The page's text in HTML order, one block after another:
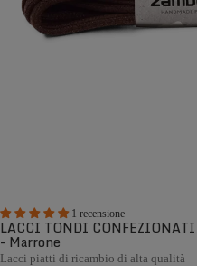
1 recensione
LACCI TONDI CONFEZIONATI
- Marrone
Lacci piatti di ricambio di alta qualità